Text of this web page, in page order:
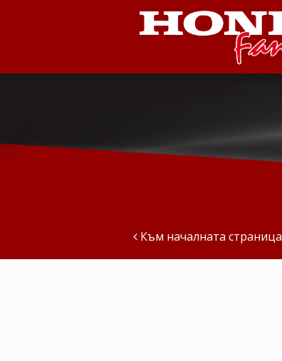
Към началната страница